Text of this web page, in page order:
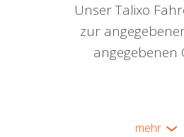
Unser Talixo
zur
angegebenen
mehr